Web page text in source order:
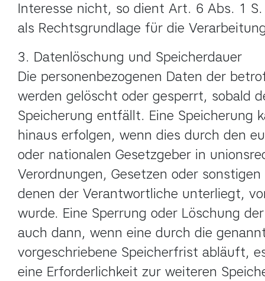
Interesse nicht, so dient Art. 6 Abs. 1
als Rechtsgrundlage für die
3. Datenlöschung und Speicherdauer
Die personenbezogenen Daten der
werden gelöscht oder gesperrt, sobald
Speicherung entfällt. Eine Speicherung
hinaus erfolgen, wenn dies durch den
oder nationalen Gesetzgeber in
Verordnungen, Gesetzen oder
denen der Verantwortliche unterliegt,
wurde. Eine Sperrung oder Löschung
auch dann, wenn eine durch die
vorgeschriebene Speicherfrist abläuft,
eine Erforderlichkeit zur weiteren